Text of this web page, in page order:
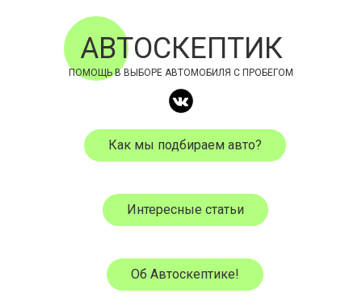
АВТОСКЕПТИК
ПОМОЩЬ В ВЫБОРЕ АВТОМОБИЛЯ С ПРОБЕГОМ
Как мы подбираем авто?
Интересные статьи
Об Автоскептике!